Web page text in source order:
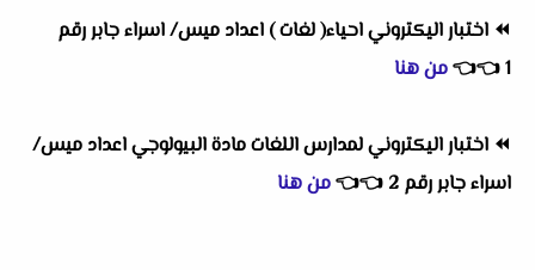
⏪ اختبار اليكتروني احياء( لغات ) اعداد ميس/ اسراء جابر رقم
1
👈
👈من هنا
⏪ اختبار اليكتروني لمدارس اللغات مادة البيولوجي اعداد ميس/
اسراء جابر رقم 2
👈
👈من هنا